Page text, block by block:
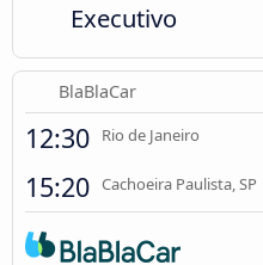
Executivo
BlaBlaCar
12:30 Rio de Janeiro
15:20 Cachoeira Paulista, SP